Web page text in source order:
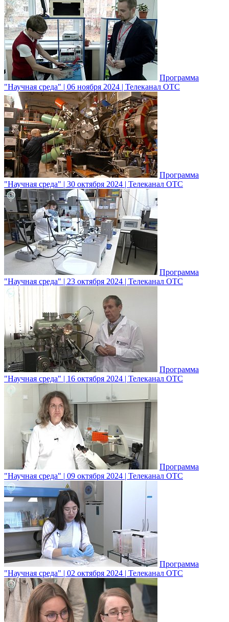
Программа
"Научная среда" | 06 ноября 2024 | Телеканал ОТС
Программа
"Научная среда" | 30 октября 2024 | Телеканал ОТС
Программа
"Научная среда" | 23 октября 2024 | Телеканал ОТС
Программа
"Научная среда" | 16 октября 2024 | Телеканал ОТС
Программа
"Научная среда" | 09 октября 2024 | Телеканал ОТС
Программа
"Научная среда" | 02 октября 2024 | Телеканал ОТС